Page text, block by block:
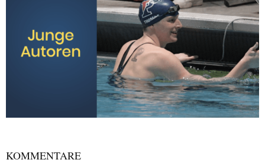
KOMMENTARE